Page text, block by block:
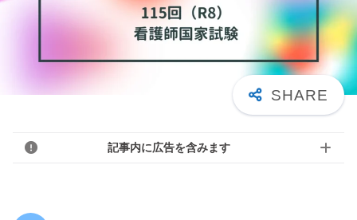
記事内に広告を含みます